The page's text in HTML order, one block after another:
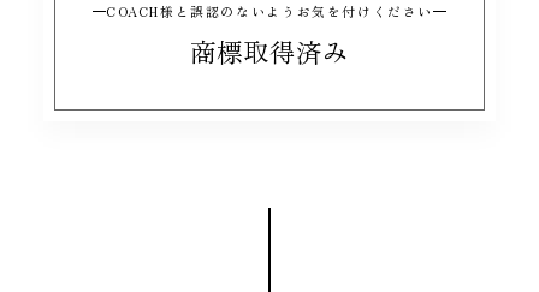
COACH様と誤認のないようお気を付けください
商標取得済み